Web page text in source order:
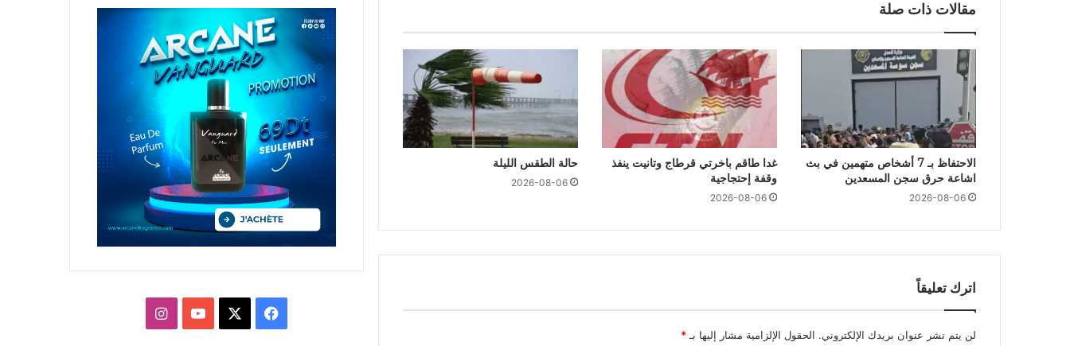
مقالات ذات صلة
الاحتفاظ بـ 7 أشخاص متهمين في بث
اشاعة حرق سجن المسعدين
2026-08-06
غدا طاقم باخرتي قرطاج وتانيت ينفذ
وقفة إحتجاجية
2026-08-06
حالة الطقس الليلة
2026-08-06
اترك تعليقاً
لن يتم نشر عنوان بريدك الإلكتروني. الحقول الإلزامية مشار إليها بـ *
فيسبوك يوتيوبانستقرام